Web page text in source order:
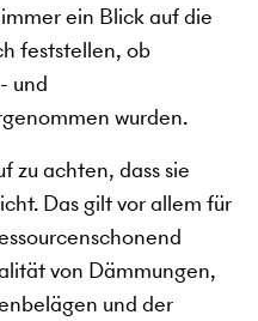
ein Blick auf die
feststellen, ob
und
wurden.
zu achten, dass sie
Das gilt vor allem für
von Dämmungen,
und der